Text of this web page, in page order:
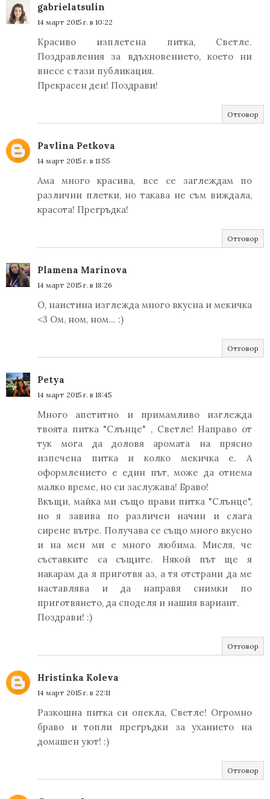
gabrielatsulin
14 март 2015 г. в 10:22
Красиво изплетена питка, Светле.
Поздравления за вдъхновението, което ни
внесе с тази публикация.
Прекрасен ден! Поздрави!
Отговор
Pavlina Petkova
14 март 2015 г. в 11:55
Ама много красива, все се заглеждам по
различни плетки, но такава не съм виждала,
красота! Прегръдка!
Отговор
Plamena Marinova
14 март 2015 г. в 18:26
О, наистина изглежда много вкусна и мекичка
<3 Ом, ном, ном... :)
Отговор
Petya
14 март 2015 г. в 18:45
Много апетитно и примамливо изглежда
твоята питка "Слънце" , Светле! Направо от
тук мога да доловя аромата на прясно
изпечена питка и колко мекичка е. А
оформлението е един път, може да отнема
малко време, но си заслужава! Браво!
Вкъщи, майка ми също прави питка "Слънце",
но я завива по различен начин и слага
сирене вътре. Получава се също много вкусно
и на мен ми е много любима. Мисля, че
съставките са същите. Някой път ще я
накарам да я приготвя аз, а тя отстрани да ме
наставлява и да направя снимки по
приготвянето, да споделя и нашия вариант.
Поздрави! :)
Отговор
Hristinka Koleva
14 март 2015 г. в 22:11
Разкошна питка си опекла, Светле! Огромно
браво и топли прегръдки за уханието на
домашен уют! :)
Отговор